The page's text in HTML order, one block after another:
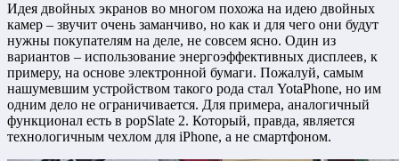
Идея двойных экранов во многом похожа на идею двойных
камер – звучит очень заманчиво, но как и для чего они будут
нужны покупателям на деле, не совсем ясно. Один из
вариантов – использование энергоэффективных дисплеев, к
примеру, на основе электронной бумаги. Пожалуй, самым
нашумевшим устройством такого рода стал YotaPhone, но им
одним дело не ограничивается. Для примера, аналогичный
функционал есть в popSlate 2. Который, правда, является
технологичным чехлом для iPhone, а не смартфоном.